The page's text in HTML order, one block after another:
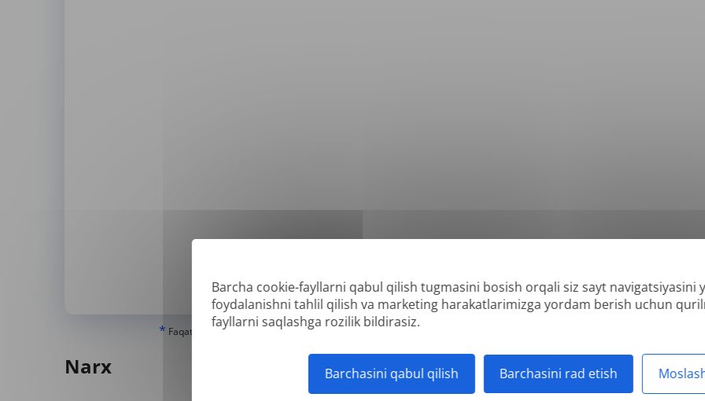
Barcha cookie-fayllarni qabul qilish tugmasini bosish orqali siz sayt navigatsiyasini
foydalanishni tahlil qilish va marketing harakatlarimizga yordam berish uchun
fayllarni saqlashga rozilik bildirasiz.
Barchasini qabul qilish Barchasini rad etish
Qo'llab-quvvatlanadigan formatlar: DOC, DOCX, ODT, PDF*, CSV, PPTX, XLSX, XLS,
* Faqat "haqiqiy" yoki raqamli yaratilgan PDF va qidiriladigan PDFlarni tarjima qila olishimiz mumkin, lekin "faqat rasm"
Narx